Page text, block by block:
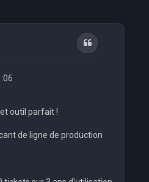
Citation
outil parfait !
de ligne de production